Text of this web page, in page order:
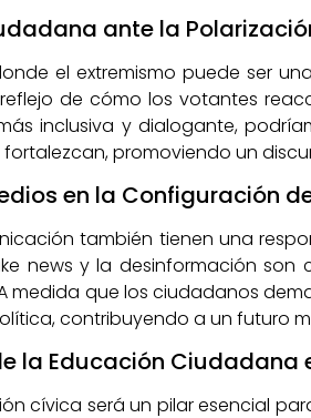
ante la
el extremismo puede ser
de cómo los votantes
inclusiva y dialogante,
promoviendo un
en la Configuración
también tienen una
news y la desinformación son
medida que los ciudadanos
contribuyendo a un futuro
la Educación Ciudadana
cívica será un pilar esencial